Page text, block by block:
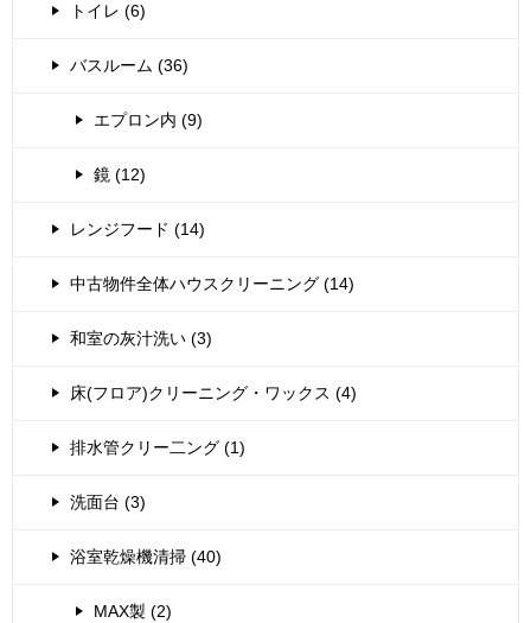
トイレ (6)
バスルーム (36)
エプロン内 (9)
鏡 (12)
レンジフード (14)
中古物件全体ハウスクリーニング (14)
和室の灰汁洗い (3)
床(フロア)クリーニング・ワックス (4)
排水管クリー二ング (1)
洗面台 (3)
浴室乾燥機清掃 (40)
MAX製 (2)